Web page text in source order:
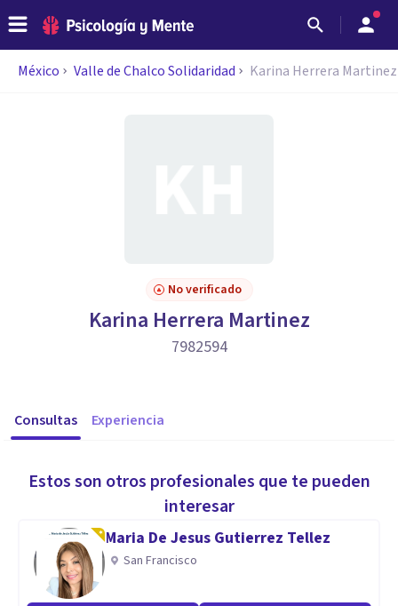
México Valle de Chalco Solidaridad Karina Herrera Martinez
No verificado
Karina Herrera Martinez
7982594
Consultas Experiencia
Estos son otros profesionales que te pueden
interesar
Maria De Jesus Gutierrez Tellez
San Francisco